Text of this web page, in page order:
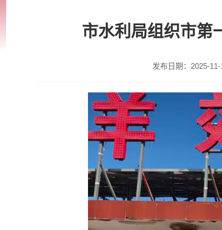
市水利局组织市第
发布日期：2025-